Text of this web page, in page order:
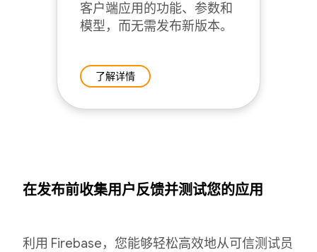
客户端应用的功能、参数和
模型，而无需发布新版本。
了解详情
在发布前收集用户反馈并测试您的应用
利用 Firebase，您能够轻松高效地从可信测试员